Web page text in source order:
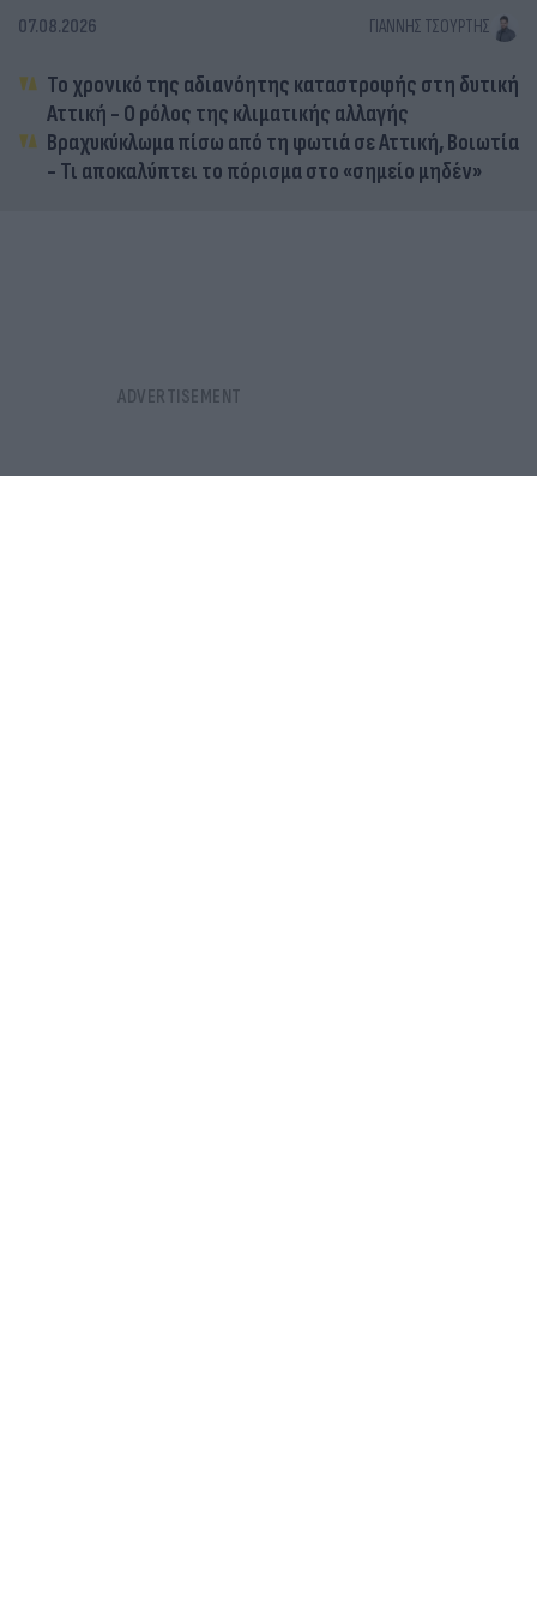
07.08.2026 ΓΙΆΝΝΗΣ ΤΣΟΎΡΤΗΣ
Το χρονικό της αδιανόητης καταστροφής στη δυτική
Αττική - Ο ρόλος της κλιματικής αλλαγής
Βραχυκύκλωμα πίσω από τη φωτιά σε Αττική, Βοιωτία
- Τι αποκαλύπτει το πόρισμα στο «σημείο μηδέν»